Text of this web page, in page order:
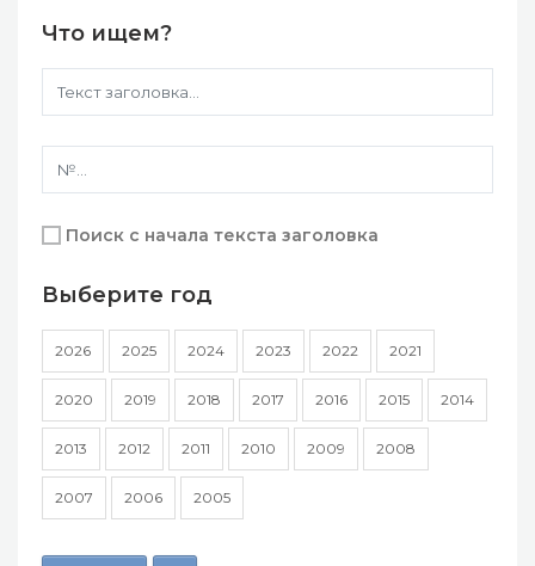
Что ищем?
Поиск с начала текста заголовка
Выберите год
2026 2025 2024 2023 2022 2021
2020 2019 2018 2017 2016 2015 2014
2013 2012 2011 2010 2009 2008
2007 2006 2005